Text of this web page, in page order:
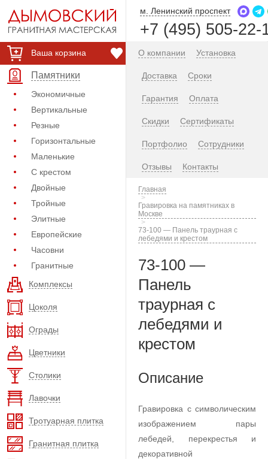
Ваша корзина
Памятники
Экономичные
Вертикальные
Резные
Горизонтальные
Маленькие
С крестом
Двойные
Тройные
Элитные
Европейские
Часовни
Гранитные
Комплексы
Цоколя
Ограды
Цветники
Столики
Лавочки
Тротуарная плитка
Гранитная плитка
м. Ленинский проспект
+7 (495) 505-22-
О компании Установка
Доставка Сроки
Гарантия Оплата
Скидки Сертификаты
Портфолио Сотрудники
Отзывы Контакты
Главная
Гравировка на памятниках в
Москве
73-100 — Панель траурная с
лебедями и крестом
73-100 —
Панель
траурная с
лебедями и
крестом
Описание
Гравировка с символическим
изображением пары
лебедей, перекрестья и
декоративной